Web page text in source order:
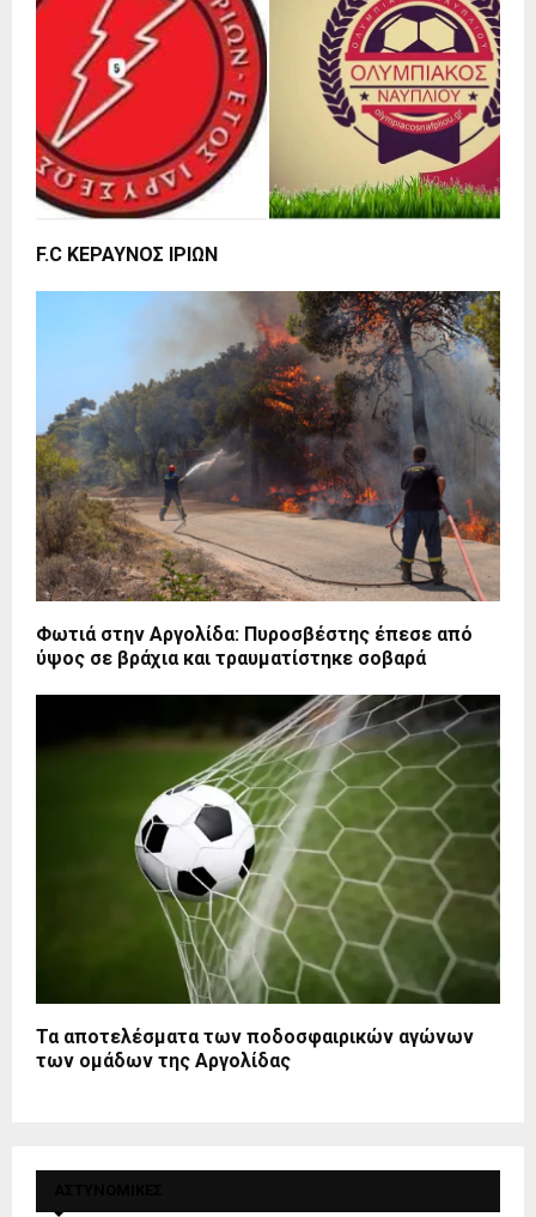
F.C ΚΕΡΑΥΝΟΣ ΙΡΙΩΝ
Φωτιά στην Αργολίδα: Πυροσβέστης έπεσε από
ύψος σε βράχια και τραυματίστηκε σοβαρά
Τα αποτελέσματα των ποδοσφαιρικών αγώνων
των ομάδων της Αργολίδας